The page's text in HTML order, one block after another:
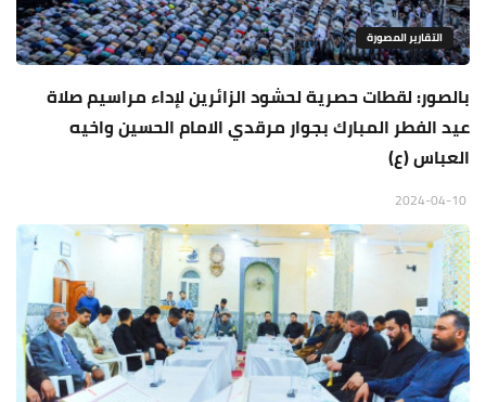
التقارير المصورة
بالصور: لقطات حصرية لحشود الزائرين لإداء مراسيم صلاة
عيد الفطر المبارك بجوار مرقدي الامام الحسين واخيه
العباس (ع)